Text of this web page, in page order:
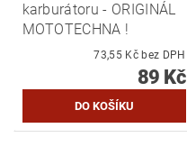
karburátoru - ORIGINÁL
MOTOTECHNA !
73,55 Kč bez DPH
89 Kč